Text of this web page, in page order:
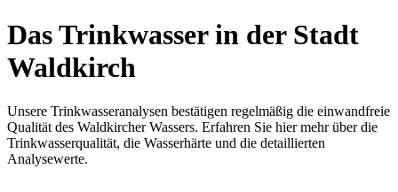
Das Trinkwasser in der Stadt
Waldkirch
Unsere Trinkwasseranalysen bestätigen regelmäßig die einwandfreie
Qualität des Waldkircher Wassers. Erfahren Sie hier mehr über die
Trinkwasserqualität, die Wasserhärte und die detaillierten
Analysewerte.